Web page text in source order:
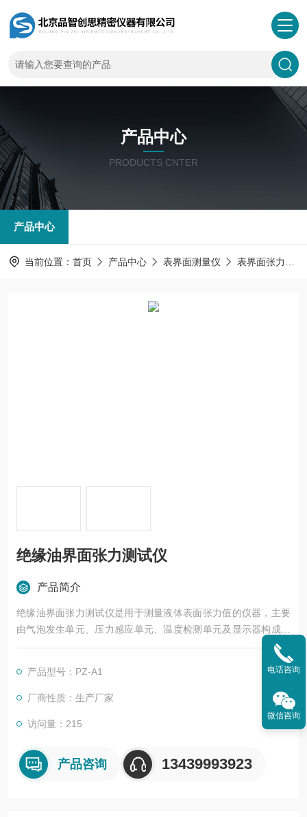
产品中心
PRODUCTS CNTER
产品中心
当前位置： 首页 产品中心 表界面测量仪 表界面张力仪
绝缘油界面张力测试仪
产品简介
绝缘油界面张力测试仪是用于测量液体表面张力值的仪器，主要
由气泡发生单元、压力感应单元、温度检测单元及显示器构成，
测量原理包括最大气泡压力法、白金板法、悬滴法等。
产品型号：PZ-A1
厂商性质：生产厂家
访问量：215
产品咨询 13439993923
电话咨询
微信咨询